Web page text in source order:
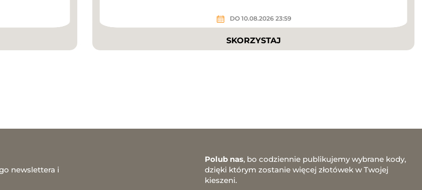
DO 10.08.2026 23:59
SKORZYSTAJ
newslettera i
Polub nas, bo codziennie publikujemy wybrane kody,
dzięki którym zostanie więcej złotówek w Twojej
kieszeni.